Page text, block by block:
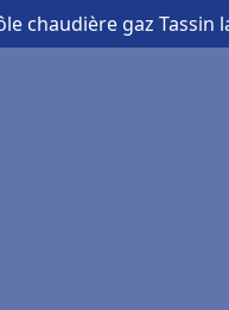
chaudière gaz Tassin